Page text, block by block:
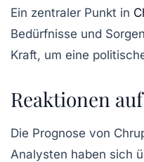
Ein zentraler Punkt in
Bedürfnisse und
Kraft, um eine
Reaktionen
Die Prognose von
Analysten haben sich